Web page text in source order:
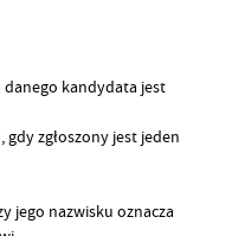
danego kandydata jest
zgłoszony jest jeden
jego nazwisku oznacza